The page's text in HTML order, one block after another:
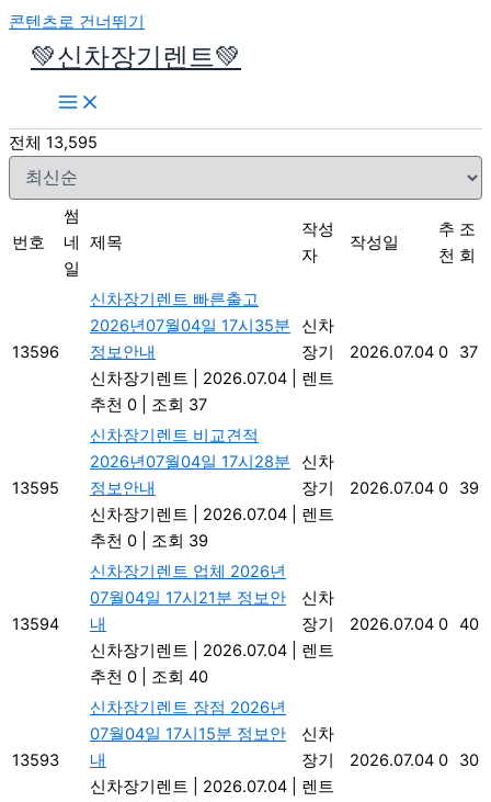
콘텐츠로 건너뛰기
💚신차장기렌트💚
전체 13,595
번호
썸
네
일
제목
작성
자
작성일
추
천
조
회
13596
신차장기렌트 빠른출고
2026년07월04일 17시35분
정보안내
신차장기렌트
2026.07.04
추천 0
조회 37
신차
장기
렌트
2026.07.04 0 37
13595
신차장기렌트 비교견적
2026년07월04일 17시28분
정보안내
신차장기렌트
2026.07.04
추천 0
조회 39
신차
장기
렌트
2026.07.04 0 39
13594
신차장기렌트 업체 2026년
07월04일 17시21분 정보안
내
신차장기렌트
2026.07.04
추천 0
조회 40
신차
장기
렌트
2026.07.04 0 40
13593
신차장기렌트 장점 2026년
07월04일 17시15분 정보안
내
신차장기렌트
2026.07.04
신차
장기
렌트
2026.07.04 0 30